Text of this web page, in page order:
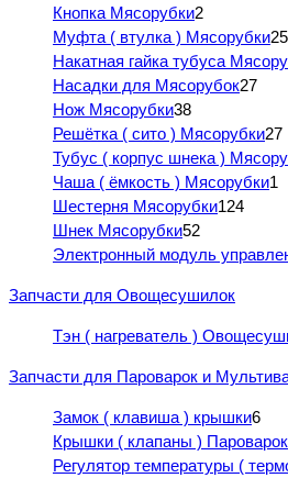
Кнопка Мясорубки2
Муфта ( втулка ) Мясорубки25
Накатная гайка тубуса
Насадки для Мясорубок27
Нож Мясорубки38
Решётка ( сито ) Мясорубки27
Тубус ( корпус шнека )
Чаша ( ёмкость ) Мясорубки1
Шестерня Мясорубки124
Шнек Мясорубки52
Электронный модуль
Запчасти для Овощесушилок
Тэн ( нагреватель )
Запчасти для Пароварок и
Замок ( клавиша ) крышки6
Крышки ( клапаны )
Регулятор температуры (